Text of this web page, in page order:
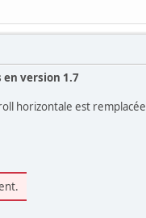
en version 1.7
horizontale est